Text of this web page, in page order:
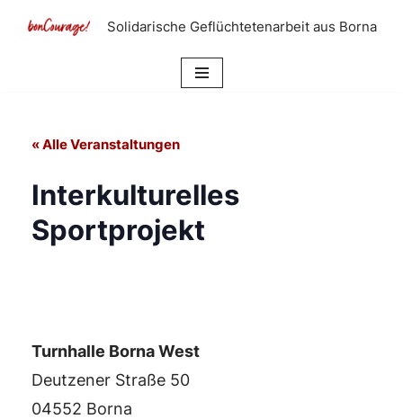
Solidarische Geflüchtetenarbeit aus Borna
« Alle Veranstaltungen
Interkulturelles
Sportprojekt
Turnhalle Borna West
Deutzener Straße 50
04552 Borna